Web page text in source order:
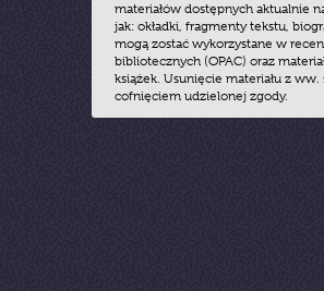
materiałów dostępnych aktualnie
jak: okładki, fragmenty tekstu,
mogą zostać wykorzystane w
bibliotecznych (OPAC) oraz
książek. Usunięcie materiału z
cofnięciem udzielonej zgody.